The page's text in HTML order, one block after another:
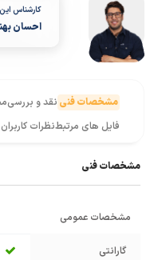
کارشناس
احسان
مشخصات فنی نقد و بررسی
فایل های مرتبطنظرات کاربران
مشخصات فنی
مشخصات عمومی
گارانتی